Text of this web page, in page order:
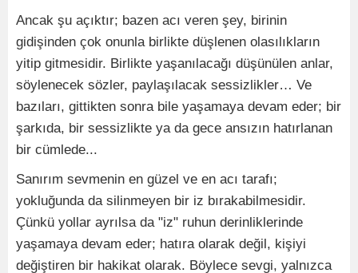
Ancak şu açıktır; bazen acı veren şey, birinin
gidişinden çok onunla birlikte düşlenen olasılıkların
yitip gitmesidir. Birlikte yaşanılacağı düşünülen anlar,
söylenecek sözler, paylaşılacak sessizlikler… Ve
bazıları, gittikten sonra bile yaşamaya devam eder; bir
şarkıda, bir sessizlikte ya da gece ansızın hatırlanan
bir cümlede...
Sanırım sevmenin en güzel ve en acı tarafı;
yokluğunda da silinmeyen bir iz bırakabilmesidir.
Çünkü yollar ayrılsa da "iz" ruhun derinliklerinde
yaşamaya devam eder; hatıra olarak değil, kişiyi
değiştiren bir hakikat olarak. Böylece sevgi, yalnızca